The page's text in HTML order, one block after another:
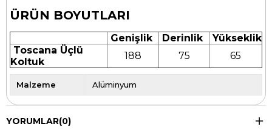
ÜRÜN BOYUTLARI
Genişlik Derinlik
Yükseklik
Toscana Üçlü
Koltuk
188 75 65
Malzeme Alüminyum
YORUMLAR(0)